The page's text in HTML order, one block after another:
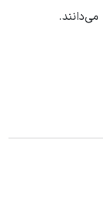
می‌دانند.